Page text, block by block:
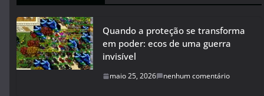
Quando a proteção se transforma
em poder: ecos de uma guerra
invisível
maio 25, 2026 nenhum comentário